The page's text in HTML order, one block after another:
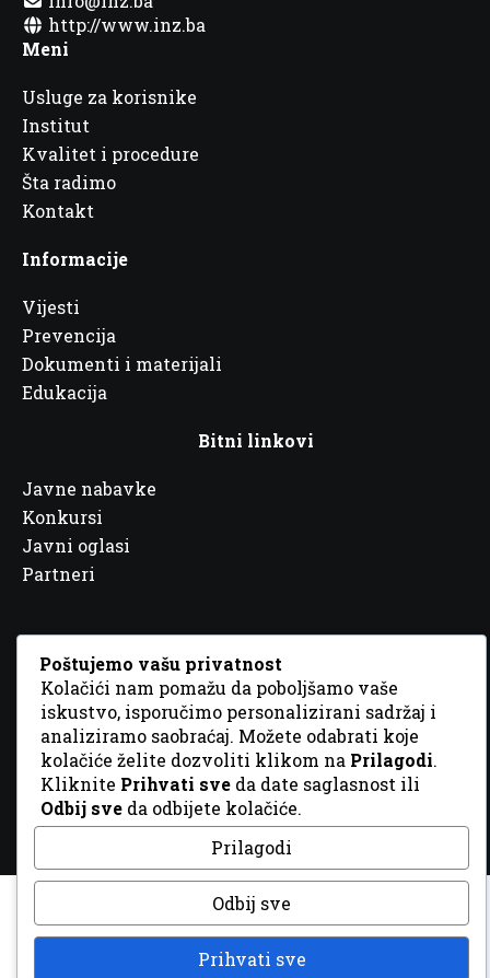
http://www.inz.ba
Meni
Usluge za korisnike
Institut
Kvalitet i procedure
Šta radimo
Kontakt
Informacije
Vijesti
Prevencija
Dokumenti i materijali
Edukacija
Bitni linkovi
Javne nabavke
Konkursi
Javni oglasi
Partneri
© 2026 Sva prava zadržana. DizajnGordonDM
Poštujemo vašu privatnost
Kolačići nam pomažu da poboljšamo vaše
iskustvo, isporučimo personalizirani sadržaj i
analiziramo saobraćaj. Možete odabrati koje
kolačiće želite dozvoliti klikom na Prilagodi.
Kliknite Prihvati sve da date saglasnost ili
Odbij sve da odbijete kolačiće.
Prilagodi
Odbij sve
Prihvati sve